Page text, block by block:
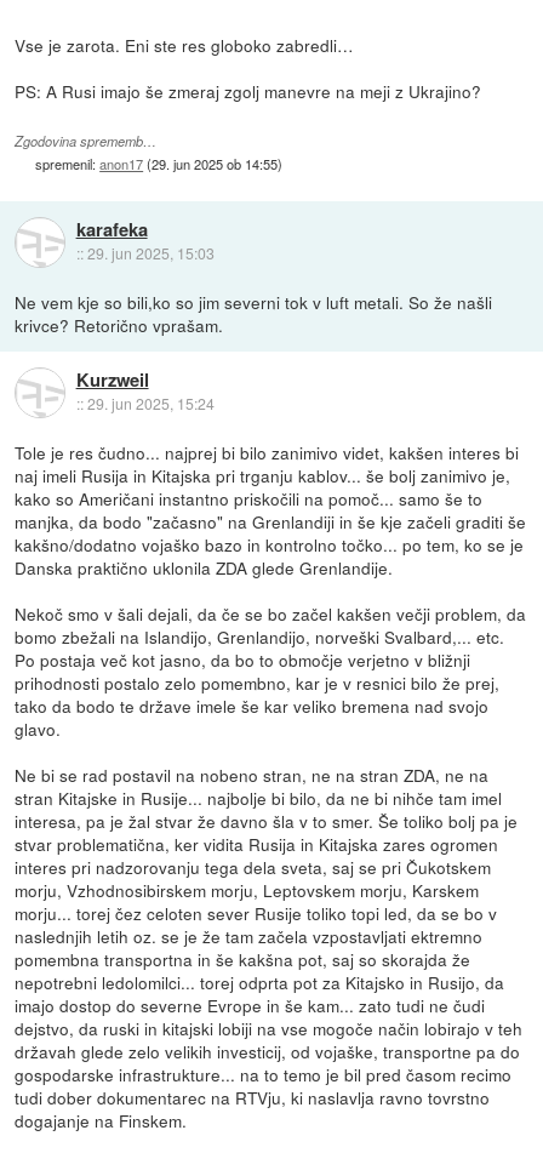
Vse je zarota. Eni ste res globoko zabredli…
PS: A Rusi imajo še zmeraj zgolj manevre na meji z Ukrajino?
Zgodovina sprememb…
spremenil:anon17(29. jun 2025 ob 14:55)
karafeka
::29. jun 2025, 15:03
Ne vem kje so bili,ko so jim severni tok v luft metali. So že našli
krivce? Retorično vprašam.
Kurzweil
::29. jun 2025, 15:24
Tole je res čudno... najprej bi bilo zanimivo videt, kakšen interes bi
naj imeli Rusija in Kitajska pri trganju kablov... še bolj zanimivo je,
kako so Američani instantno priskočili na pomoč... samo še to
manjka, da bodo "začasno" na Grenlandiji in še kje začeli graditi še
kakšno/dodatno vojaško bazo in kontrolno točko... po tem, ko se je
Danska praktično uklonila ZDA glede Grenlandije.
Nekoč smo v šali dejali, da če se bo začel kakšen večji problem, da
bomo zbežali na Islandijo, Grenlandijo, norveški Svalbard,... etc.
Po postaja več kot jasno, da bo to območje verjetno v bližnji
prihodnosti postalo zelo pomembno, kar je v resnici bilo že prej,
tako da bodo te države imele še kar veliko bremena nad svojo
glavo.
Ne bi se rad postavil na nobeno stran, ne na stran ZDA, ne na
stran Kitajske in Rusije... najbolje bi bilo, da ne bi nihče tam imel
interesa, pa je žal stvar že davno šla v to smer. Še toliko bolj pa je
stvar problematična, ker vidita Rusija in Kitajska zares ogromen
interes pri nadzorovanju tega dela sveta, saj se pri Čukotskem
morju, Vzhodnosibirskem morju, Leptovskem morju, Karskem
morju... torej čez celoten sever Rusije toliko topi led, da se bo v
naslednjih letih oz. se je že tam začela vzpostavljati ektremno
pomembna transportna in še kakšna pot, saj so skorajda že
nepotrebni ledolomilci... torej odprta pot za Kitajsko in Rusijo, da
imajo dostop do severne Evrope in še kam... zato tudi ne čudi
dejstvo, da ruski in kitajski lobiji na vse mogoče način lobirajo v teh
državah glede zelo velikih investicij, od vojaške, transportne pa do
gospodarske infrastrukture... na to temo je bil pred časom recimo
tudi dober dokumentarec na RTVju, ki naslavlja ravno tovrstno
dogajanje na Finskem.